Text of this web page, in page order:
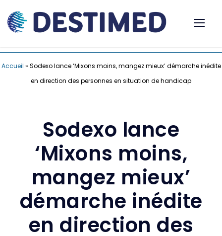
Accueil » Sodexo lance ‘Mixons moins, mangez mieux’ démarche inédite
en direction des personnes en situation de handicap
Sodexo lance
‘Mixons moins,
mangez mieux’
démarche inédite
en direction des